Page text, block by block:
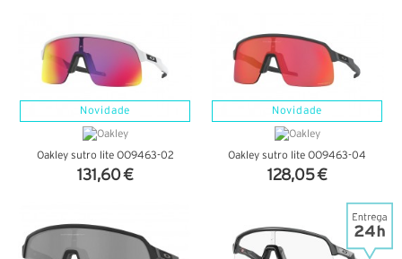
Novidade
Oakley sutro lite OO9463-02
131,60 €
Novidade
Oakley sutro lite OO9463-04
128,05 €